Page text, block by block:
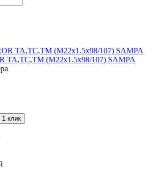
TA,TC,TM (М22х1.5х98/107) SAMPA
1 клик